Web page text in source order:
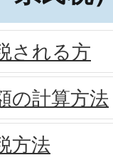
される方
の計算方法
方法